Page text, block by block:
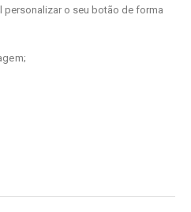
personalizar o seu botão de forma